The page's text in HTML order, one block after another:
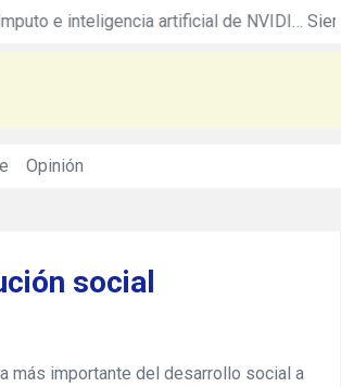
Equinix acerca todo el poder de cómputo e inteligencia artificial de NVIDIA DGX con nuevo servicioSiemens colaborará en hoja de ruta
Opinión
social
más importante del desarrollo social a